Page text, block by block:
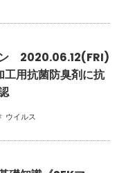
ン 2020.06.12(FRI)
用抗菌防臭剤に抗
ウイルス